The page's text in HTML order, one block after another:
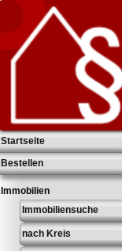
Startseite
Bestellen
Immobilien
Immobiliensuche
nach Kreis